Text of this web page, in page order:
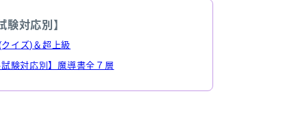
対応別】
クイズ)＆超上級
験対応別】魔導書全７層